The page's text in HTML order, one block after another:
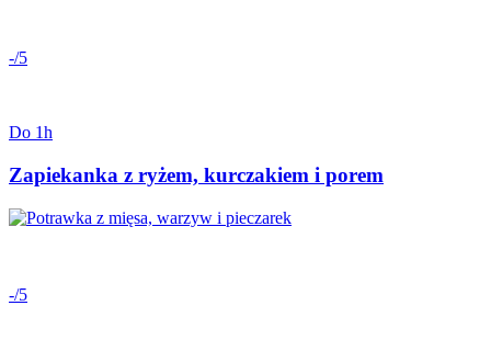
-/5
Do 1h
Zapiekanka z ryżem, kurczakiem i porem
-/5